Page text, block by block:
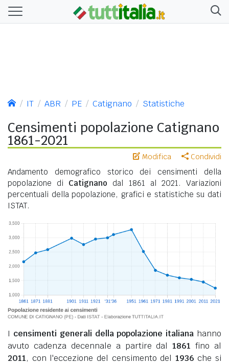
IT ABR PE Catignano Statistiche
Censimenti popolazione Catignano
1861-2021
Modifica Condividi
Andamento demografico storico dei censimenti della
popolazione di Catignano dal 1861 al 2021. Variazioni
percentuali della popolazione, grafici e statistiche su dati
ISTAT.
I censimenti generali della popolazione italiana hanno
avuto cadenza decennale a partire dal1861 fino al
2011, con l'eccezione del censimento del 1936 che si